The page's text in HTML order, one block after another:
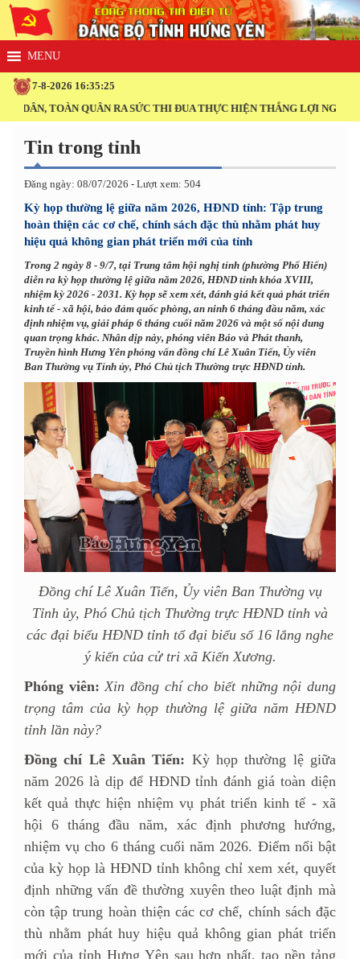
7-8-2026 16:35:25
TOÀN QUÂN RA SỨC THI ĐUA THỰC HIỆN THẮNG LỢI NGHỊ
Tin trong tỉnh
Đăng ngày: 08/07/2026 - Lượt xem: 504
Kỳ họp thường lệ giữa năm 2026, HĐND tỉnh: Tập trung
hoàn thiện các cơ chế, chính sách đặc thù nhằm phát huy
hiệu quả không gian phát triển mới của tỉnh
Trong 2 ngày 8 - 9/7, tại Trung tâm hội nghị tỉnh (phường Phố Hiến)
diễn ra kỳ họp thường lệ giữa năm 2026, HĐND tỉnh khóa XVIII,
nhiệm kỳ 2026 - 2031. Kỳ họp sẽ xem xét, đánh giá kết quả phát triển
kinh tế - xã hội, bảo đảm quốc phòng, an ninh 6 tháng đầu năm, xác
định nhiệm vụ, giải pháp 6 tháng cuối năm 2026 và một số nội dung
quan trọng khác. Nhân dịp này, phóng viên Báo và Phát thanh,
Truyền hình Hưng Yên phỏng vấn đồng chí Lê Xuân Tiến, Ủy viên
Ban Thường vụ Tỉnh ủy, Phó Chủ tịch Thường trực HĐND tỉnh.
Đồng chí Lê Xuân Tiến, Ủy viên Ban Thường vụ
Tỉnh ủy, Phó Chủ tịch Thường trực HĐND tỉnh và
các đại biểu HĐND tỉnh tổ đại biểu số 16 lắng nghe
ý kiến của cử tri xã Kiến Xương.
Phóng viên: Xin đồng chí cho biết những nội dung
trọng tâm của kỳ họp thường lệ giữa năm HĐND
tỉnh lần này?
Đồng chí Lê Xuân Tiến: Kỳ họp thường lệ giữa
năm 2026 là dịp để HĐND tỉnh đánh giá toàn diện
kết quả thực hiện nhiệm vụ phát triển kinh tế - xã
hội 6 tháng đầu năm, xác định phương hướng,
nhiệm vụ cho 6 tháng cuối năm 2026. Điểm nổi bật
của kỳ họp là HĐND tỉnh không chỉ xem xét, quyết
định những vấn đề thường xuyên theo luật định mà
còn tập trung hoàn thiện các cơ chế, chính sách đặc
thù nhằm phát huy hiệu quả không gian phát triển
mới của tỉnh Hưng Yên sau hợp nhất, tạo nền tảng